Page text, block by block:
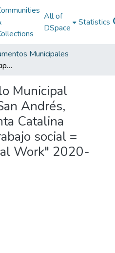
All of
DSpace
Statistics
Municipales
Plan de Desarrollo Municipal Archipiélago de San Andrés, Providencia y Santa Catalina "Unidos por un trabajo social = United For a Social Work" 2020-2023
Municipal
Andrés,
Catalina
social =
Work" 2020-